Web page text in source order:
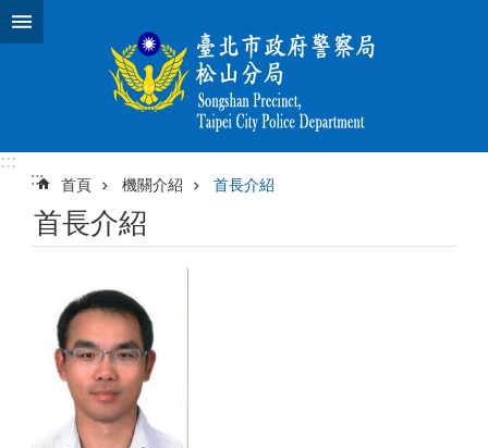
跳到主要內容區塊
:::
:::
首頁 機關介紹 首長介紹
首長介紹